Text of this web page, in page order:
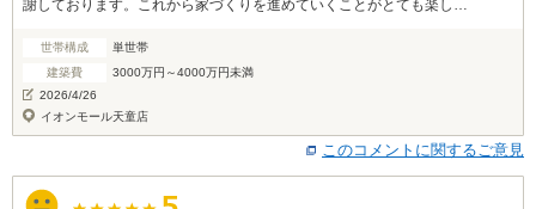
謝しております。これから家づくりを進めていくことがとても楽しみ
世帯構成
単世帯
建築費
3000万円～4000万円未満
2026/4/26
イオンモール天童店
このコメントに関するご意見